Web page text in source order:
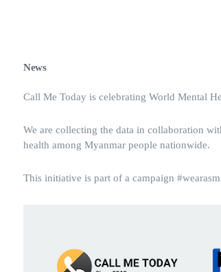
News
Call Me Today is celebrating World Mental
We are collecting the data in collaboration
health among Myanmar people nationwide.
This initiative is part of a campaign